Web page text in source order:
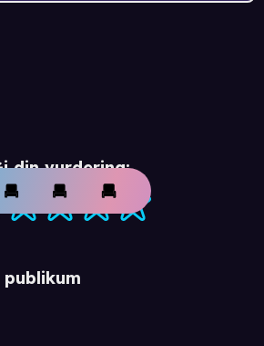
din vurdering: